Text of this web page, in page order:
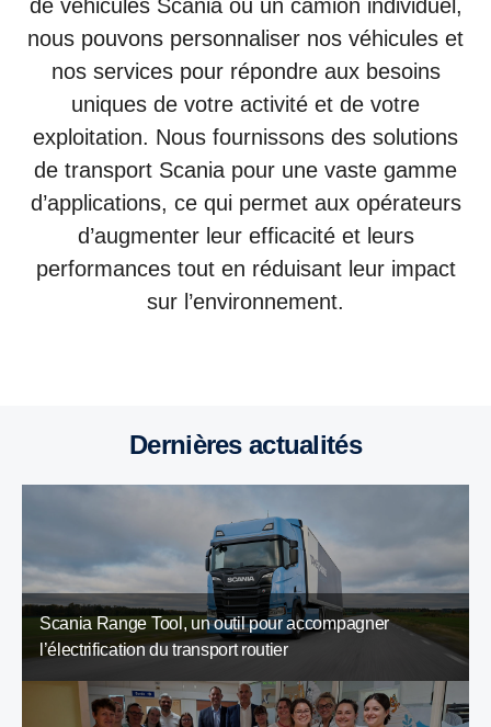
de véhicules Scania ou un camion individuel,
nous pouvons personnaliser nos véhicules et
nos services pour répondre aux besoins
uniques de votre activité et de votre
exploitation. Nous fournissons des solutions
de transport Scania pour une vaste gamme
d’applications, ce qui permet aux opérateurs
d’augmenter leur efficacité et leurs
performances tout en réduisant leur impact
sur l’environnement.
Dernières actualités
Scania Range Tool, un outil pour accompagner
l’électrification du transport routier